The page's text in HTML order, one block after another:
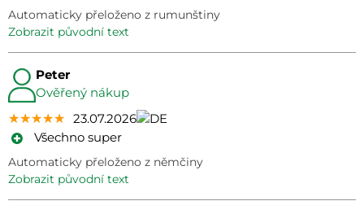
Automaticky přeloženo z rumunštiny
zobrazit původní text
Peter
Ověřený nákup
★★★★★
★★★★★
★★★★★ 23.07.2026
Všechno super
Automaticky přeloženo z němčiny
zobrazit původní text